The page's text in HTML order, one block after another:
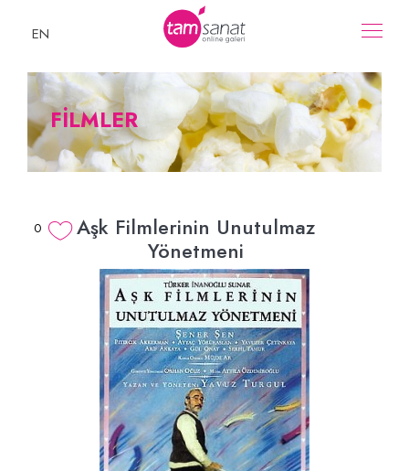
FİLMLER
0
Aşk Filmlerinin Unutulmaz
Yönetmeni
EN